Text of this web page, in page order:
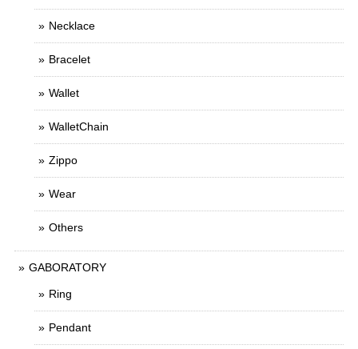
Necklace
Bracelet
Wallet
WalletChain
Zippo
Wear
Others
GABORATORY
Ring
Pendant